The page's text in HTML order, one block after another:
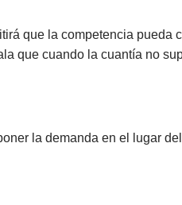
que la competencia
que cuando la cuantía no
la demanda en el lugar